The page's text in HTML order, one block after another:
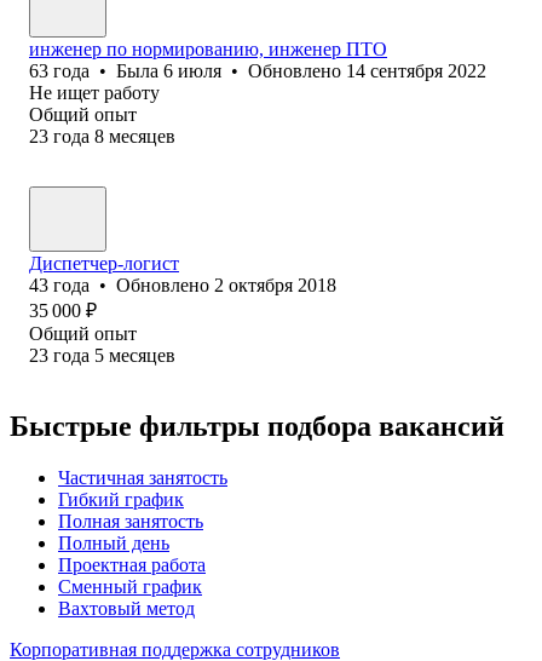
инженер по нормированию, инженер ПТО
63 года • Была 6 июля • Обновлено 14 сентября 2022
Не ищет работу
Общий опыт
23 года 8 месяцев
Диспетчер-логист
43 года • Обновлено 2 октября 2018
35 000 ₽
Общий опыт
23 года 5 месяцев
Быстрые фильтры подбора вакансий
Частичная занятость
Гибкий график
Полная занятость
Полный день
Проектная работа
Сменный график
Вахтовый метод
Корпоративная поддержка сотрудников